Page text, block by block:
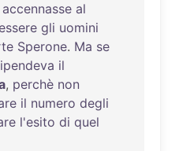
accennasse al
gli uomini
Sperone. Ma se
il
, perchè non
il numero degli
l'esito di quel